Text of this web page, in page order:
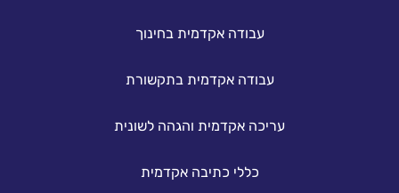
עבודה אקדמית בחינוך
עבודה אקדמית בתקשורת
עריכה אקדמית והגהה לשונית
כללי כתיבה אקדמית